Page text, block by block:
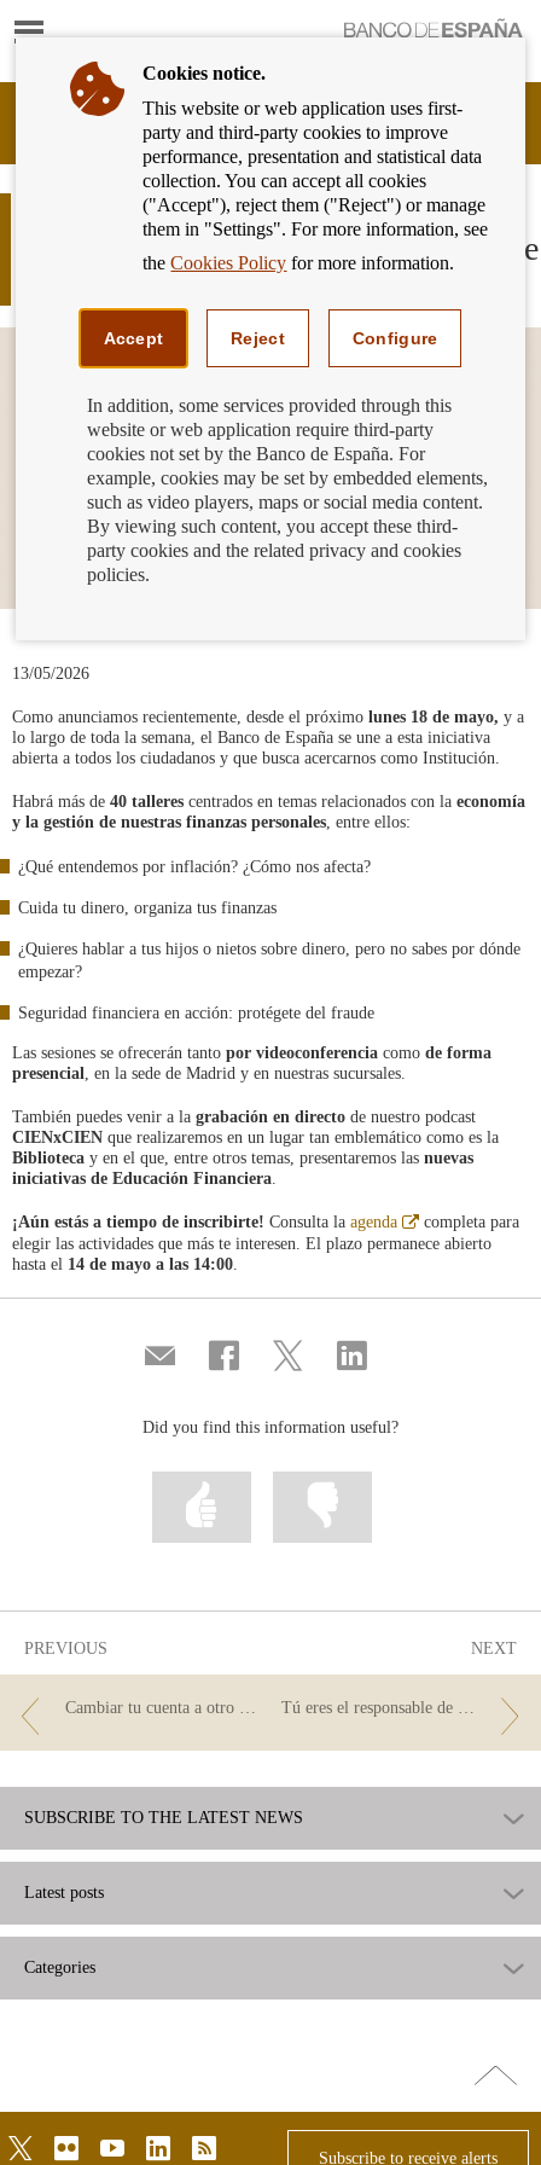
Show
Banking
Customer
Banco
España
Eurosystem,
Comienza la Semana de la
Administración abierta en el Banco de
13/05/2026
Como anunciamos recientemente, desde el próximo lunes 18 de mayo, y a
lo largo de toda la semana, el Banco de España se une a esta iniciativa
abierta a todos los ciudadanos y que busca acercarnos como Institución.
Habrá más de 40 talleres centrados en temas relacionados con la economía
y la gestión de nuestras finanzas personales, entre ellos:
¿Qué entendemos por inflación? ¿Cómo nos afecta?
Cuida tu dinero, organiza tus finanzas
¿Quieres hablar a tus hijos o nietos sobre dinero, pero no sabes por dónde
empezar?
Seguridad financiera en acción: protégete del fraude
Las sesiones se ofrecerán tanto por videoconferencia como de forma
presencial, en la sede de Madrid y en nuestras sucursales.
También puedes venir a la grabación en directo de nuestro podcast
CIENxCIEN que realizaremos en un lugar tan emblemático como es la
Biblioteca y en el que, entre otros temas, presentaremos las nuevas
iniciativas de Educación Financiera.
¡Aún estás a tiempo de inscribirte! Consulta la agenda
Abre
en
ventana
completa para
elegir las actividades que más te interesen. El plazo permanece abierto
hasta el 14 de mayo a las 14:00
Compartir
por
Share
on
Share
on
Share
on
Did you find this information useful?
Mark
information
PREVIOUS NEXT
SUBSCRIBE TO THE LATEST NEWS
Latest posts
Categories
Go
top
twitterflickr youtubelinkedinrss
Subscribe to receive alerts
Cookies notice.
This website or web application uses first-
party and third-party cookies to improve
performance, presentation and statistical data
collection. You can accept all cookies
("Accept"), reject them ("Reject") or manage
them in "Settings". For more information, see
theCookies Policy for more information.
Accept Reject Configure
In addition, some services provided through this
website or web application require third-party
cookies not set by the Banco de España. For
example, cookies may be set by embedded elements,
such as video players, maps or social media content.
By viewing such content, you accept these third-
party cookies and the related privacy and cookies
policies.